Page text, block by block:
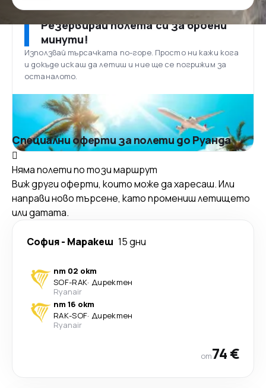
Резервирай полета си за броени
минути!
Използвай търсачката по-горе. Просто ни кажи кога
и докъде искаш да летиш и ние ще се погрижим за
останалото.
Специални оферти за полети до Руанда
Няма полети по този маршрут
Виж други оферти, които може да харесаш. Или
направи ново търсене, като промениш летището
или датата.
София- Маракеш 15 дни
пт 02 окт
SOF-RAK· Директен
Ryanair
пт 16 окт
RAK-SOF· Директен
Ryanair
от74 €